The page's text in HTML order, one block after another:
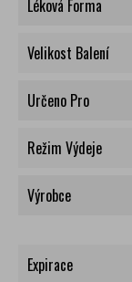
Léková Forma
Velikost Balení
Určeno Pro
Režim Výdeje
Výrobce
Expirace